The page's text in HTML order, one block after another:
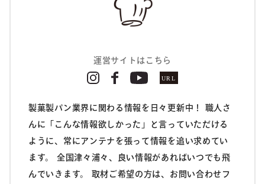
運営サイトはこちら
製菓製パン業界に関わる情報を日々更新中！ 職人さ
んに「こんな情報欲しかった」と言っていただける
ように、常にアンテナを張って情報を追い求めてい
ます。 全国津々浦々、良い情報があればいつでも飛
んでいきます。 取材ご希望の方は、お問い合わせフ